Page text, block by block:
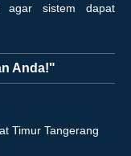
agar sistem dapat
Anda!"
Timur Tangerang